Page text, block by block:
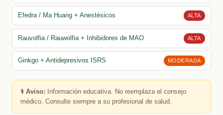
Efedra / Ma Huang + Anestésicos ALTA
Rauvolfia / Rauwolfia + Inhibidores de MAO ALTA
Ginkgo + Antidepresivos ISRS MODERADA
⚕️ Aviso: Información educativa. No reemplaza el consejo
médico. Consulte siempre a su profesional de salud.